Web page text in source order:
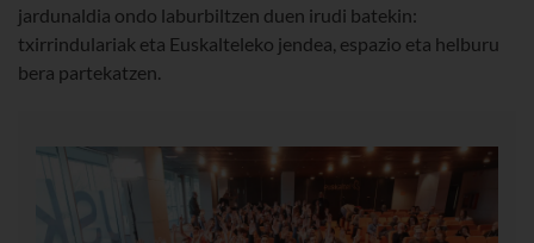
jardunaldia ondo laburbiltzen duen irudi batekin:
txirrindulariak eta Euskalteleko jendea, espazio eta helburu
bera partekatzen.